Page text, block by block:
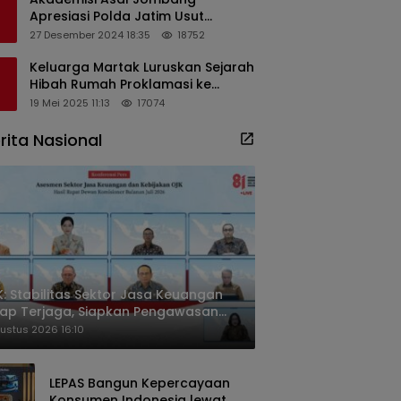
Apresiasi Polda Jatim Usut
Dugaan Korupsi Pengisian
27 Desember 2024 18:35 18752
Keluarga Martak Luruskan Sejarah
Hibah Rumah Proklamasi ke
Soekarno
19 Mei 2025 11:13 17074
Nasional
Stabilitas Sektor Jasa Keuangan
Terjaga, Siapkan Pengawasan
Mineral Mulai 2027
2026 16:10
LEPAS Bangun Kepercayaan